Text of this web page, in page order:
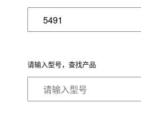
请输入型号，查找产品